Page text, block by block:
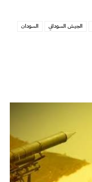
الجيش السوداني
السودان